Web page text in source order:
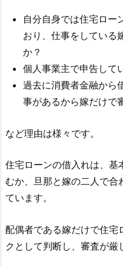
自分自身では住宅ロー
おり、仕事をしている
か？
個人事業主で申告して
過去に消費者金融から
事があるから嫁だけで
など理由は様々です。
住宅ローンの借入れは、基
むか、旦那と嫁の二人で合
ています。
配偶者である嫁だけで住宅
クとして判断し、審査が厳